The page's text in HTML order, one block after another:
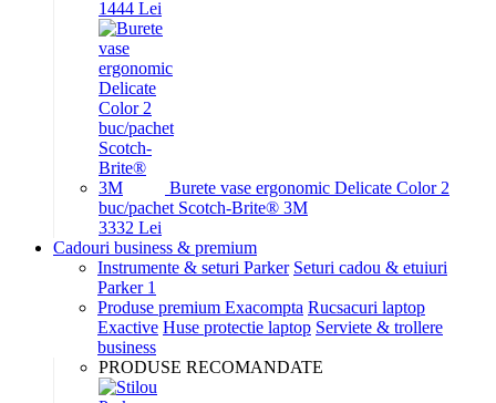
1444 Lei
Burete vase ergonomic Delicate Color 2
buc/pachet Scotch-Brite® 3M
3332 Lei
Cadouri business & premium
Instrumente & seturi Parker Seturi cadou & etuiuri
Parker 1
Produse premium Exacompta Rucsacuri laptop
Exactive Huse protectie laptop Serviete & trollere
business
PRODUSE RECOMANDATE